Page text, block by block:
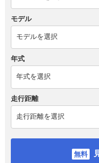
モデル
年式
走行距離